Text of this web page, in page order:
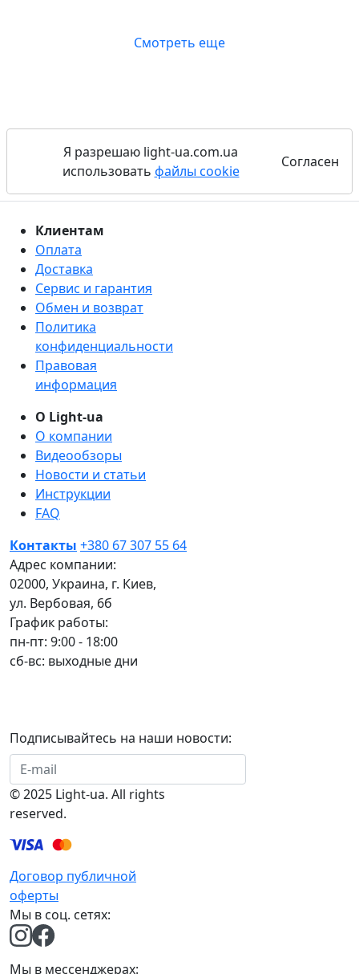
Смотреть еще
Я разрешаю light-ua.com.ua
использовать файлы cookie
Согласен
Клиентам
Оплата
Доставка
Сервис и гарантия
Обмен и возврат
Политика
конфиденциальности
Правовая
информация
О Light-ua
О компании
Видеообзоры
Новости и статьи
Инструкции
FAQ
Контакты +380 67 307 55 64
Адрес компании:
02000, Украина, г. Киев,
ул. Вербовая, 6б
График работы:
пн-пт: 9:00 - 18:00
сб-вс: выходные дни
Подписывайтесь на наши новости:
© 2025 Light-ua. All rights
reserved.
Договор публичной
оферты
Мы в соц. сетях:
Мы в мессенджерах: